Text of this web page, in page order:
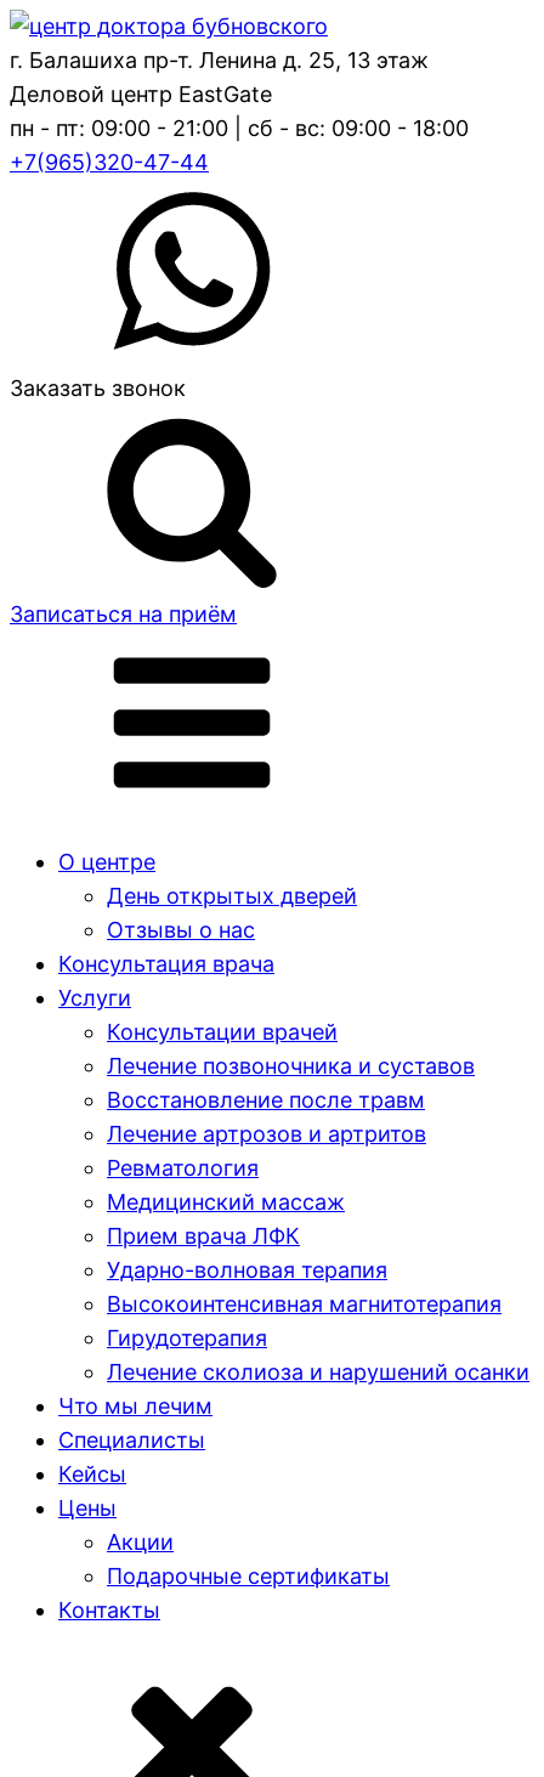
г. Балашиха пр-т. Ленина д. 25, 13 этаж
Деловой центр EastGate
пн - пт: 09:00 - 21:00 | сб - вс: 09:00 - 18:00
+7(965)320-47-44
Заказать звонок
Записаться на приём
О центре
День открытых дверей
Отзывы о нас
Консультация врача
Услуги
Консультации врачей
Лечение позвоночника и суставов
Восстановление после травм
Лечение артрозов и артритов
Ревматология
Медицинский массаж
Прием врача ЛФК
Ударно-волновая терапия
Высокоинтенсивная магнитотерапия
Гирудотерапия
Лечение сколиоза и нарушений осанки
Что мы лечим
Специалисты
Кейсы
Цены
Акции
Подарочные сертификаты
Контакты